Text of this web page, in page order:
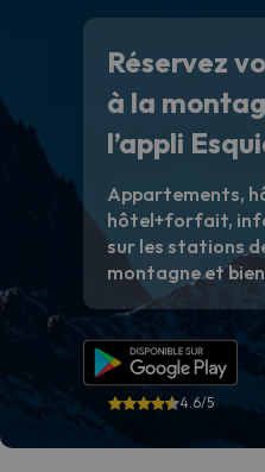
Réservez
à la
l’appli
Appartements,
hôtel+forfait,
sur les stations
montagne et
4.6/5